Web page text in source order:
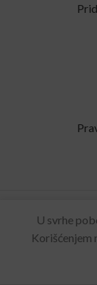
U svrhe
Korišćenjem